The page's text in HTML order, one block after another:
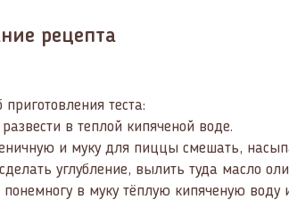
рецепта
приготовления теста:
в теплой кипяченой воде.
и муку для пиццы смешать,
углубление, вылить туда масло
в муку тёплую кипяченую